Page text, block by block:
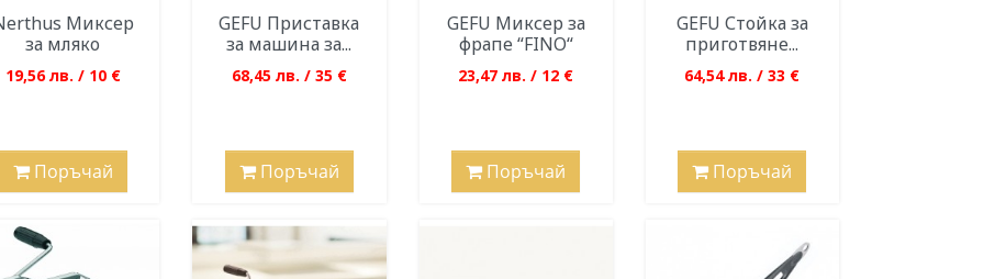
Миксер
за мляко
19,56 лв. / 10 €
Поръчай
GEFU Приставка
за машина за...
68,45 лв. / 35 €
Поръчай
GEFU Миксер за
фрапе “FINO“
23,47 лв. / 12 €
Поръчай
GEFU Стойка за
приготвяне...
64,54 лв. / 33 €
Поръчай